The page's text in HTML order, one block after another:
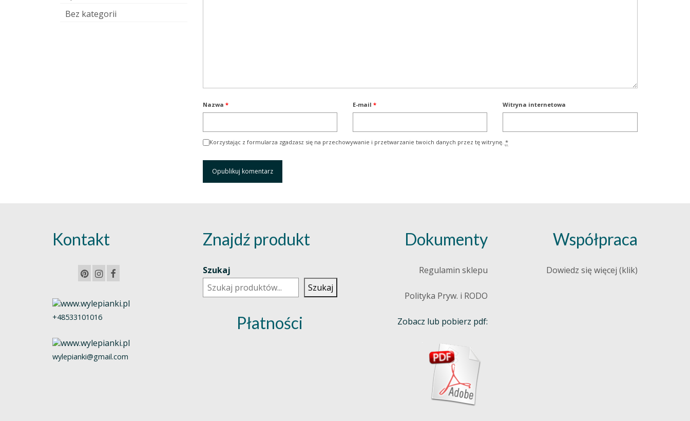
Nazwa * E-mail * Witryna internetowa
Korzystając z formularza zgadzasz się na przechowywanie i przetwarzanie twoich danych przez tę witrynę. *
Bez kategorii
Kontakt
+48533101016
wylepianki@gmail.com
Znajdź produkt
Szukaj
Szukaj
Płatności
Dokumenty
Regulamin sklepu
Polityka Pryw. i RODO
Zobacz lub pobierz pdf:
Współpraca
Dowiedz się więcej (klik)